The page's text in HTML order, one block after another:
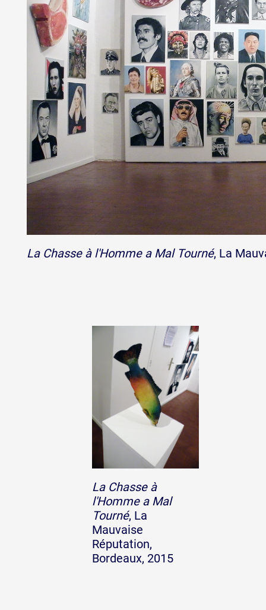
La Chasse à l'Homme a Mal Tourné, La
La Chasse à
l'Homme a Mal
Tourné, La
Mauvaise
Réputation,
Bordeaux, 2015